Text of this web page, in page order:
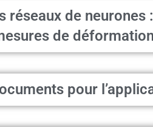
de neurones
de
pour